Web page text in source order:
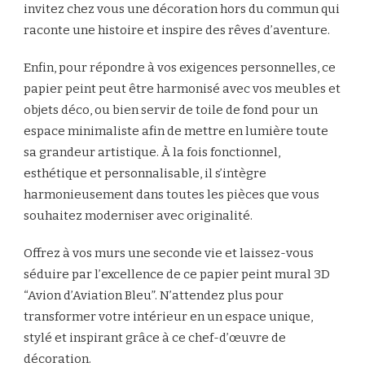
invitez chez vous une décoration hors du commun qui
raconte une histoire et inspire des rêves d’aventure.
Enfin, pour répondre à vos exigences personnelles, ce
papier peint peut être harmonisé avec vos meubles et
objets déco, ou bien servir de toile de fond pour un
espace minimaliste afin de mettre en lumière toute
sa grandeur artistique. À la fois fonctionnel,
esthétique et personnalisable, il s’intègre
harmonieusement dans toutes les pièces que vous
souhaitez moderniser avec originalité.
Offrez à vos murs une seconde vie et laissez-vous
séduire par l’excellence de ce papier peint mural 3D
“Avion d’Aviation Bleu”. N’attendez plus pour
transformer votre intérieur en un espace unique,
stylé et inspirant grâce à ce chef-d’œuvre de
décoration.